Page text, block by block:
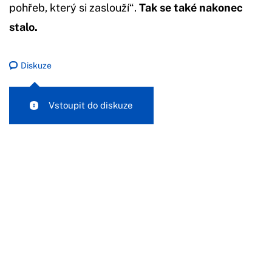
pohřeb, který si zaslouží“. Tak se také nakonec
stalo.
Diskuze
Vstoupit do diskuze